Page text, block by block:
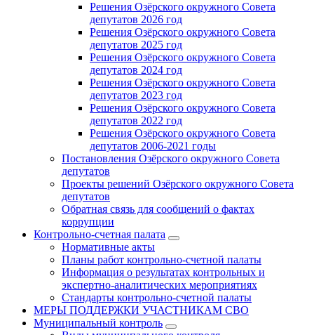
Решения Озёрского окружного Совета
депутатов 2026 год
Решения Озёрского окружного Совета
депутатов 2025 год
Решения Озёрского окружного Совета
депутатов 2024 год
Решения Озёрского окружного Совета
депутатов 2023 год
Решения Озёрского окружного Совета
депутатов 2022 год
Решения Озёрского окружного Совета
депутатов 2006-2021 годы
Постановления Озёрского окружного Совета
депутатов
Проекты решений Озёрского окружного Совета
депутатов
Обратная связь для сообщений о фактах
коррупции
Контрольно-счетная палата
Нормативные акты
Планы работ контрольно-счетной палаты
Информация о результатах контрольных и
экспертно-аналитических мероприятиях
Стандарты контрольно-счетной палаты
МЕРЫ ПОДДЕРЖКИ УЧАСТНИКАМ СВО
Муниципальный контроль